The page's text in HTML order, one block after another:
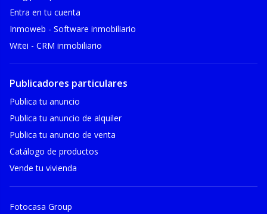
Entra en tu cuenta
Inmoweb - Software inmobiliario
Witei - CRM inmobiliario
Publicadores particulares
Publica tu anuncio
Publica tu anuncio de alquiler
Publica tu anuncio de venta
Catálogo de productos
Vende tu vivienda
Fotocasa Group